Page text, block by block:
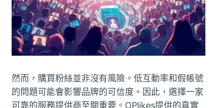
然而，購買粉絲並非沒有風險。低互動率和假帳號
的問題可能會影響品牌的可信度。因此，選擇一家
可靠的服務提供商至關重要。OPlikes提供的真實